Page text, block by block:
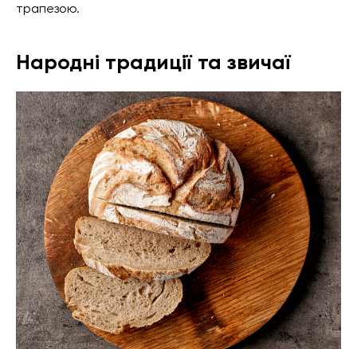
трапезою.
Народні традиції та звичаї